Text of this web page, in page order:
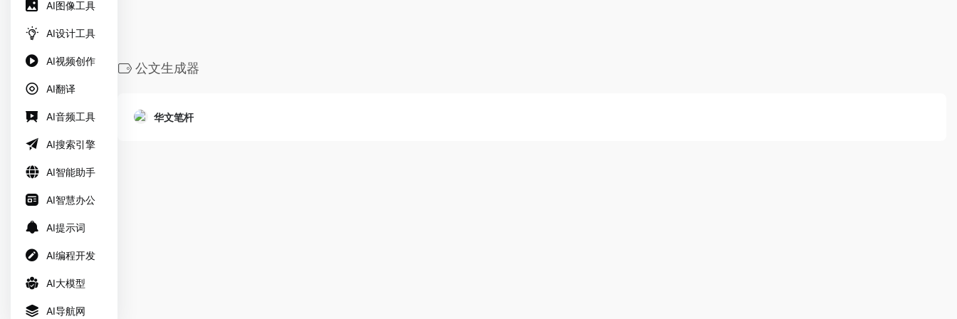
AI图像工具
AI设计工具
AI视频创作
AI翻译
AI音频工具
AI搜索引擎
AI智能助手
AI智慧办公
AI提示词
AI编程开发
AI大模型
AI导航网
公文生成器
华文笔杆